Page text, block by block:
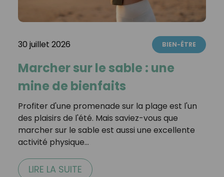
30 juillet 2026 BIEN-ÊTRE
Marcher sur le sable : une
mine de bienfaits
Profiter d'une promenade sur la plage est l'un
des plaisirs de l'été. Mais saviez-vous que
marcher sur le sable est aussi une excellente
activité physique…
LIRE LA SUITE